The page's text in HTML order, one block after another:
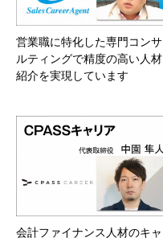
営業職に特化した専門コンサ
ルティングで精度の高い人材
紹介を実現しています
会計ファイナンス人材のキャ